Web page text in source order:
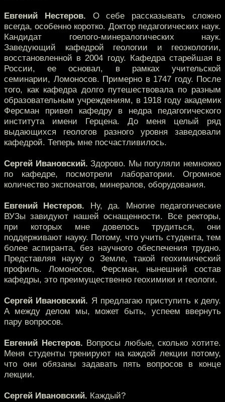
Евгений Нестеров. О себе рассказывать сложно
всегда, особенно коротко. Доктор педагогических наук.
Кандидат гоелого-минералогических наук.
Заведующий кафедрой геологии и геоэкологии,
восстановленной в 2004 году. Кафедра старейшая в
России, ее основал, в рамках учительской
семинарии, Ломоносов. Примерно в 1747 году. После
того, как кафедра долго путешествовала по разным
образовательным учреждениям, в 1918 году академик
Ферсман привел кафедру в недра педагогического
института имени Герцена. До меня целый ряд
выдающихся геологов разного уровня заведовали
кафедрой. Теперь мне посчастливилось.
Сергей Ивановский. Здорово. Мы погуляли немножко
по кафедре, посмотрели лаборатории. Огромное
количество экспонатов, минералов, оборудования.
Евгений Нестеров. Ну, да. Многие педагогические
ВУЗы завидуют нашей оснащенности. Все ректоры,
при которых мне довелось трудиться, они
поддерживают науку. Потому, что учить студента, тем
более аспиранта, без научного обеспечения трудно.
Представляя науку о Земле, такой геохимический
профиль. Ломоносов, Ферсман, нынешний состав
кафедры, это преимущественно геохимики и геологи.
Сергей Ивановский. Я предлагаю приступить к делу.
А между делом мы, может быть, успеем ввернуть
пару вопросов.
Евгений Нестеров. Вопросы любые, сколько хотите.
Меня студенты тренируют на каждой лекции потому,
что они обязаны задавать пять вопросов в конце
лекции.
Сергей Ивановский. Каждый?